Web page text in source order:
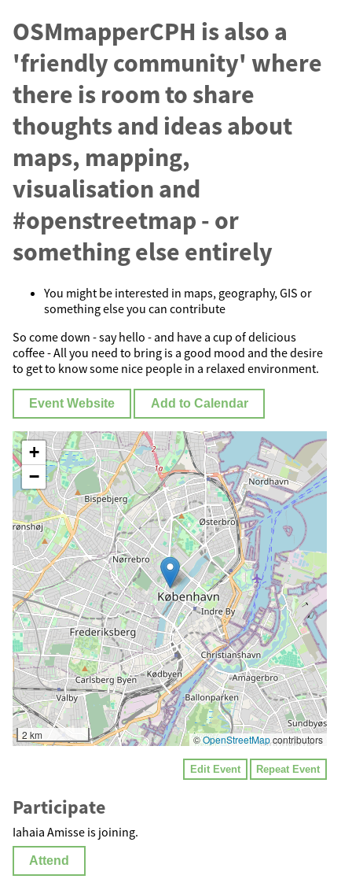
OSMmapperCPH is also a
'friendly community' where
there is room to share
thoughts and ideas about
maps, mapping,
visualisation and
#openstreetmap - or
something else entirely
You might be interested in maps, geography, GIS or
something else you can contribute
So come down - say hello - and have a cup of delicious
coffee - All you need to bring is a good mood and the desire
to get to know some nice people in a relaxed environment.
Event Website Add to Calendar
+
−
2 km ©OpenStreetMapcontributors
Edit Event Repeat Event
Participate
Iahaia Amisse is joining.
Attend